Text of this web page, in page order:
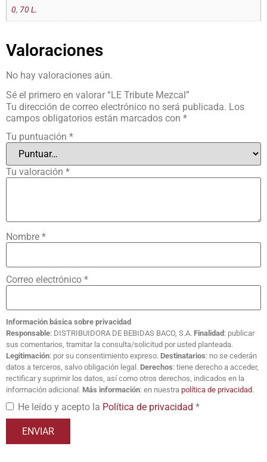
0, 70 L.
Valoraciones
No hay valoraciones aún.
Sé el primero en valorar “LE Tribute Mezcal”
Tu dirección de correo electrónico no será publicada. Los
campos obligatorios están marcados con *
Tu puntuación *
Tu valoración *
Nombre *
Correo electrónico *
Información básica sobre privacidad
Responsable: DISTRIBUIDORA DE BEBIDAS BACO, S.A. Finalidad : publicar
sus comentarios, tramitar la consulta/solicitud por usted planteada.
Legitimación: por su consentimiento expreso. Destinatarios: no se cederán
datos a terceros, salvo obligación legal. Derechos: tiene derecho a acceder,
rectificar y suprimir los datos, así como otros derechos, indicados en la
información adicional. Más información: en nuestra política de privacidad.
He leído y acepto la Política de privacidad *